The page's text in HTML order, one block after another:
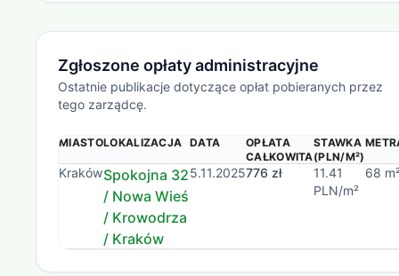
Zgłoszone opłaty administracyjne
Ostatnie publikacje dotyczące opłat pobieranych przez
tego zarządcę.
MIASTOLOKALIZACJA DATA
OPŁATA
CAŁKOWITA
STAWKA
(PLN/M²)
KrakówSpokojna 32
/ Nowa Wieś
/ Krowodrza
/ Kraków
5.11.2025776 zł
11.41
PLN/m²
68